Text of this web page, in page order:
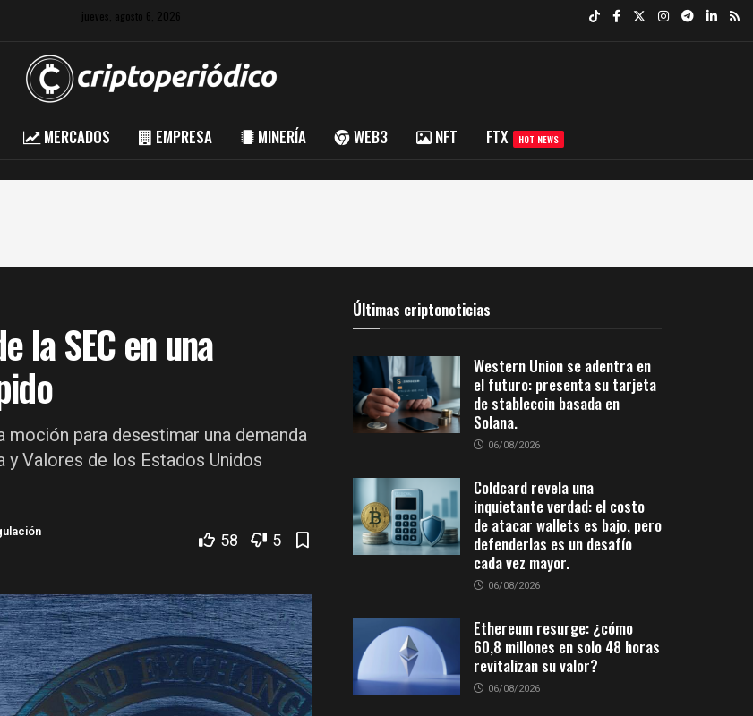
jueves, agosto 6, 2026
MERCADOS EMPRESA MINERÍA WEB3 NFT FTX HOT NEWS
la SEC en una
para desestimar una demanda
Valores de los Estados Unidos
58 5
Últimas criptonoticias
Western Union se adentra en
el futuro: presenta su tarjeta
de stablecoin basada en
Solana.
06/08/2026
Coldcard revela una
inquietante verdad: el costo
de atacar wallets es bajo, pero
defenderlas es un desafío
cada vez mayor.
06/08/2026
Ethereum resurge: ¿cómo
60,8 millones en solo 48 horas
revitalizan su valor?
06/08/2026